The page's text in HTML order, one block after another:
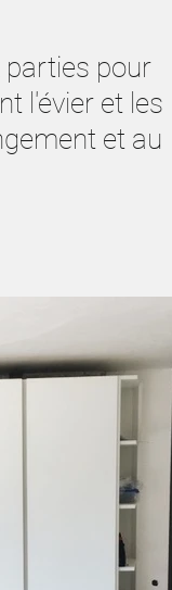
parties pour
l'évier et les
et au